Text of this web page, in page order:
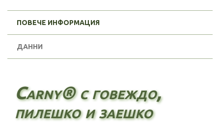
ПОВЕЧЕ ИНФОРМАЦИЯ
ДАННИ
Carny® с говеждо,
пилешко и заешко